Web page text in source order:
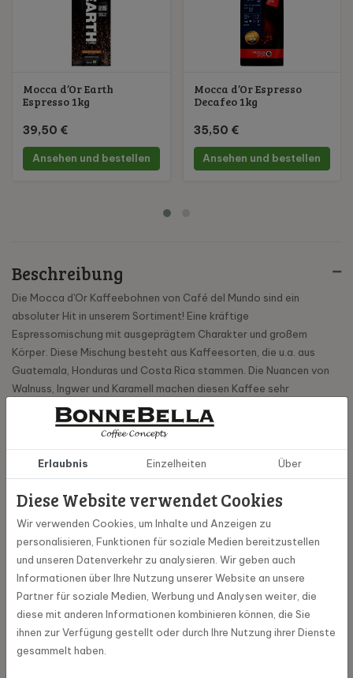
Beschreibung
Die Mocca d'Or Kaffeebohnen von Café del Mundo sind ein
absoluter Hit in unserem Sortiment! Eine kräftige
Espressomischung mit ausgeprägtem Charakter und großem
Körper. Diese Mischung besteht aus Kaffeesorten, die u.a. aus
Guatemala, Honduras und Costa Rica stammen. Die Nuancen von
Walnuss, Ingwer und Karamell machen diesen Kaffee sehr
ansprechend. Dieser Kaffee schmeckt am besten als Espresso,
Cappuccino und in anderen Milchkaffeevarianten.
Spezifikationen
Artikel Nummer 100034
EAN 8715579009065
Marke Mocca d 'or
Mocca d’Or Earth
Espresso 1kg
39,50 €
Ansehen und bestellen
Mocca d’Or Espresso
Decafeo 1kg
35,50 €
Ansehen und bestellen
Erlaubnis Einzelheiten Über
Diese Website verwendet Cookies
Wir verwenden Cookies, um Inhalte und Anzeigen zu
personalisieren, Funktionen für soziale Medien bereitzustellen
und unseren Datenverkehr zu analysieren. Wir geben auch
Informationen über Ihre Nutzung unserer Website an unsere
Partner für soziale Medien, Werbung und Analysen weiter, die
diese mit anderen Informationen kombinieren können, die Sie
ihnen zur Verfügung gestellt oder durch Ihre Nutzung ihrer Dienste
gesammelt haben.